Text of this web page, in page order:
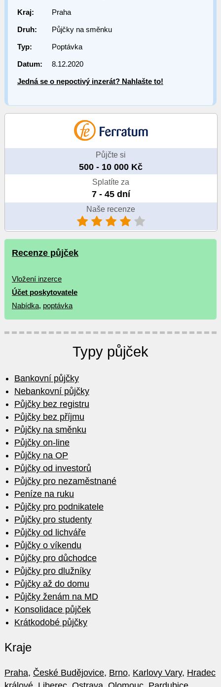
Kraj: Praha
Druh: Půjčky na směnku
Typ: Poptávka
Datum: 8.12.2020
Jedná se o nepoctivý inzerát? Nahlašte to!
Půjčte si
500 - 10 000 Kč
Splatíte za
7 - 45 dní
Naše recenze
Recenze půjček
Vložení inzerce
Účet poskytovatele
Nabídka, poptávka
Typy půjček
Bankovní půjčky
Nebankovní půjčky
Půjčky bez registru
Půjčky bez příjmu
Půjčky na směnku
Půjčky on-line
Půjčky na OP
Půjčky od investorů
Půjčky pro nezaměstnané
Peníze na ruku
Půjčky pro podnikatele
Půjčky pro studenty
Půjčky od lichváře
Půjčky o víkendu
Půjčky pro důchodce
Půjčky pro dlužníky
Půjčky až do domu
Půjčky ženám na MD
Konsolidace půjček
Krátkodobé půjčky
Kraje
Praha, České Budějovice, Brno, Karlovy Vary, Hradec